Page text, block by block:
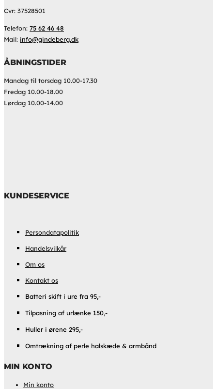
Cvr: 37528501
Telefon: 75 62 46 48
Mail: info@gindeberg.dk
ÅBNINGSTIDER
Mandag til torsdag 10.00-17.30
Fredag 10.00-18.00
Lørdag 10.00-14.00
KUNDESERVICE
Persondatapolitik
Handelsvilkår
Om os
Kontakt os
Batteri skift i ure fra 95,-
Tilpasning af urlænke 150,-
Huller i ørene 295,-
Omtrækning af perle halskæde & armbånd
MIN KONTO
Min konto